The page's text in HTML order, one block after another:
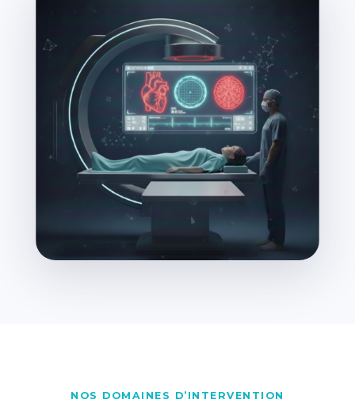
NOS DOMAINES D’INTERVENTION